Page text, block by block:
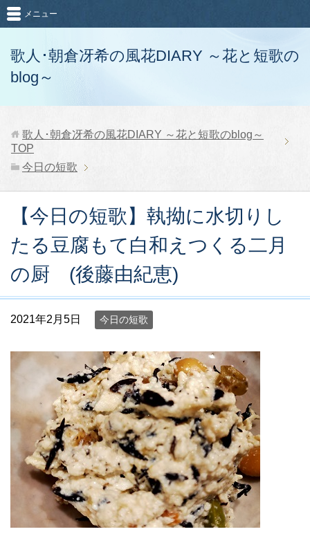
歌人･朝倉冴希の風花DIARY ～花と短歌の
blog～
メニュー
歌人･朝倉冴希の風花DIARY ～花と短歌のblog～
TOP
今日の短歌
【今日の短歌】執拗に水切りし
たる豆腐もて白和えつくる二月
の厨 (後藤由紀恵)
2021年2月5日 今日の短歌